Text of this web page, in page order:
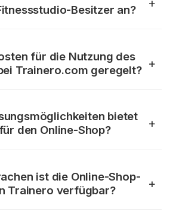
Besitzer an?
für die Nutzung des
Trainero.com geregelt?
bietet
den Online-Shop?
ist die Online-Shop-
Trainero verfügbar?